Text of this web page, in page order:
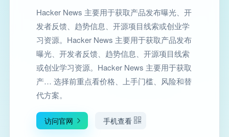
Hacker News 主要用于获取产品发布曝光、开
发者反馈、趋势信息、开源项目线索或创业学
习资源。Hacker News 主要用于获取产品发布
曝光、开发者反馈、趋势信息、开源项目线索
或创业学习资源。Hacker News 主要用于获取
产… 选择前重点看价格、上手门槛、风险和替
代方案。
访问官网 手机查看